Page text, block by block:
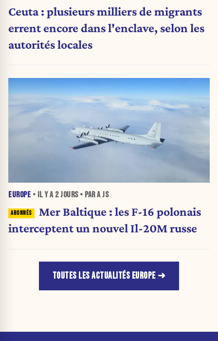
Ceuta : plusieurs milliers de migrants
errent encore dans l'enclave, selon les
autorités locales
EUROPE • IL Y A 2 JOURS• PAR A JS
Mer Baltique : les F-16 polonais
interceptent un nouvel Il-20M russe
TOUTES LES ACTUALITÉS EUROPE